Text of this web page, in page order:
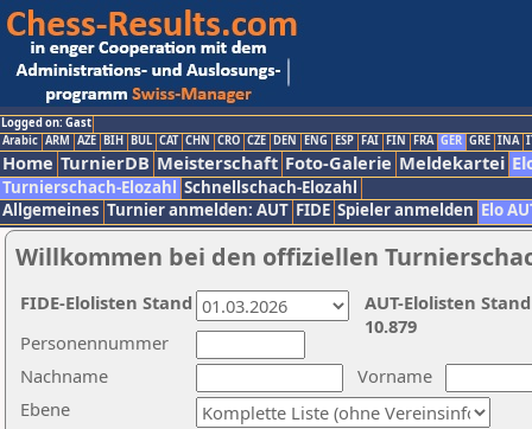
Logged on: Gast
Arabic ARM AZE BIH BUL CAT CHN CRO CZE DEN ENG ESP FAI FIN FRA GER GRE INA
Home TurnierDB Meisterschaft Foto-Galerie Meldekartei
Turnierschach-Elozahl Schnellschach-Elozahl
Allgemeines Turnier anmelden: AUT FIDE Spieler anmelden Elo
Willkommen bei den offiziellen
Nachname
Vorname
Ebene
Personennummer
AUT-Elolisten
10.879
FIDE-Elolisten Stand